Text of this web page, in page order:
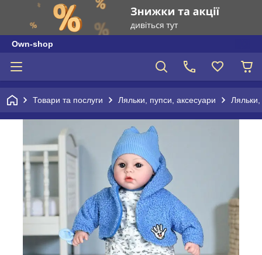
Own-shop
Товари та послуги Ляльки, пупси, аксесуари Ляльки,